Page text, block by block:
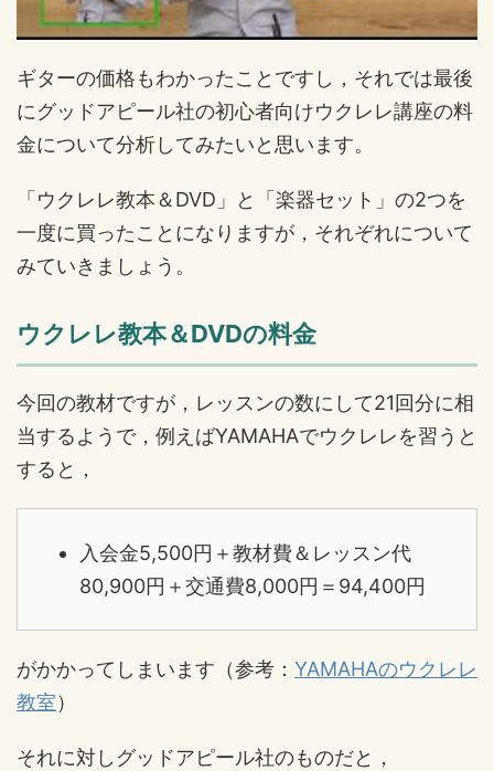
ギターの価格もわかったことですし，それでは最後
にグッドアピール社の初心者向けウクレレ講座の料
金について分析してみたいと思います。
「ウクレレ教本＆DVD」と「楽器セット」の2つを
一度に買ったことになりますが，それぞれについて
みていきましょう。
ウクレレ教本＆DVDの料金
今回の教材ですが，レッスンの数にして21回分に相
当するようで，例えばYAMAHAでウクレレを習うと
すると，
入会金5,500円＋教材費＆レッスン代
80,900円＋交通費8,000円＝94,400円
がかかってしまいます（参考： YAMAHAのウクレレ
教室）
それに対しグッドアピール社のものだと，